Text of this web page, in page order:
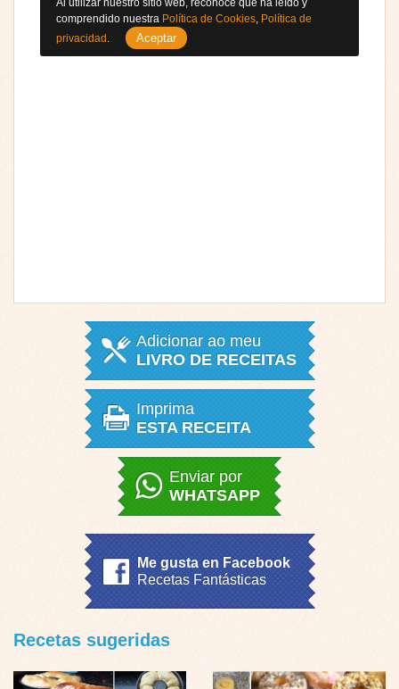
Adicionar ao meu
LIVRO DE RECEITAS
Imprima
ESTA RECEITA
Enviar por
WHATSAPP
Me gusta en Facebook
Recetas Fantásticas
Recetas sugeridas
comprendido nuestra Política de Cookies Política de
privacidad
Aceptar